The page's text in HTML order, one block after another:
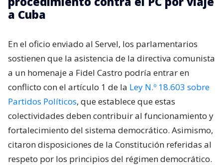
a Cuba
En el oficio enviado al Servel, los parlamentarios
sostienen que la asistencia de la directiva comunista
a un homenaje a Fidel Castro podría entrar en
conflicto con el artículo 1 de la Ley N.º 18.603 sobre
Partidos Políticos, que establece que estas
colectividades deben contribuir al funcionamiento y
fortalecimiento del sistema democrático. Asimismo,
citaron disposiciones de la Constitución referidas al
respeto por los principios del régimen democrático.